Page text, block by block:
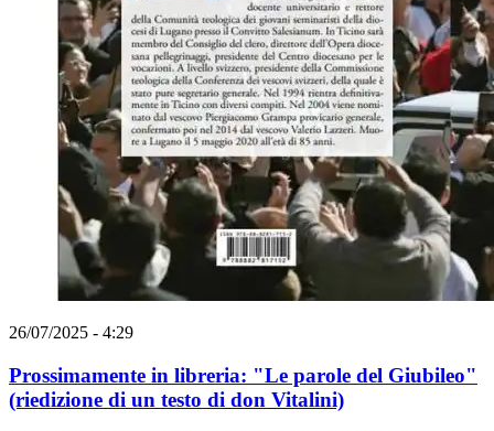
26/07/2025 - 4:29
Prossimamente in libreria: "Le parole del Giubileo"
(riedizione di un testo di don Vitalini)